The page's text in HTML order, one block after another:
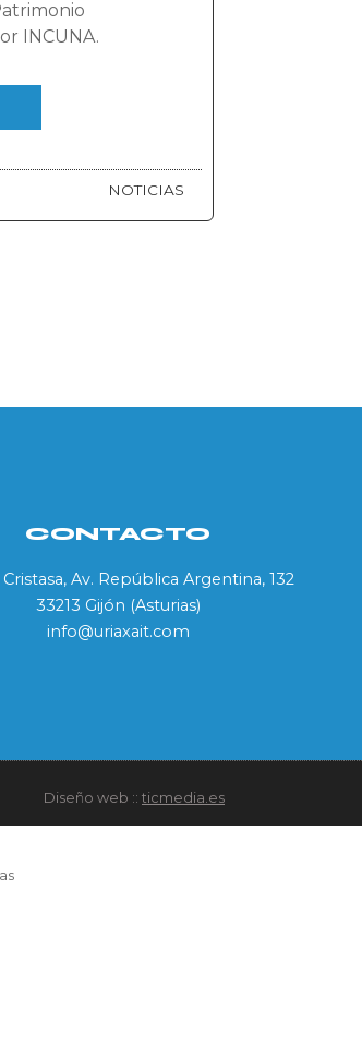
INCUNA.
NOTICIAS
CONTACTO
Av. República Argentina, 132
33213 Gijón (Asturias)
info@uriaxait.com
Diseño web :: ticmedia.es